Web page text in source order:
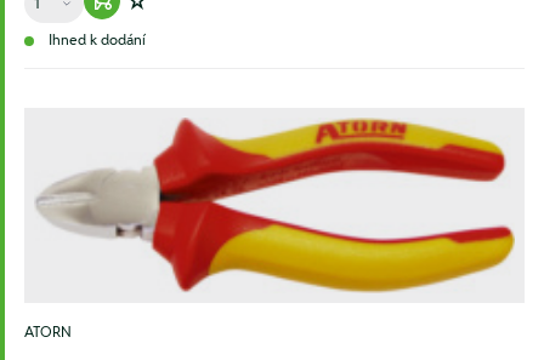
Warenkorb hinzufügen
Zur Wunschliste hinzufügen
Ihned k dodání
ATORN